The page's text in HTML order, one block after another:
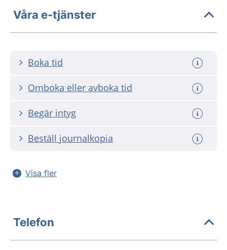
Våra e-tjänster
Boka tid
Omboka eller avboka tid
Begär intyg
Beställ journalkopia
Visa fler
Telefon